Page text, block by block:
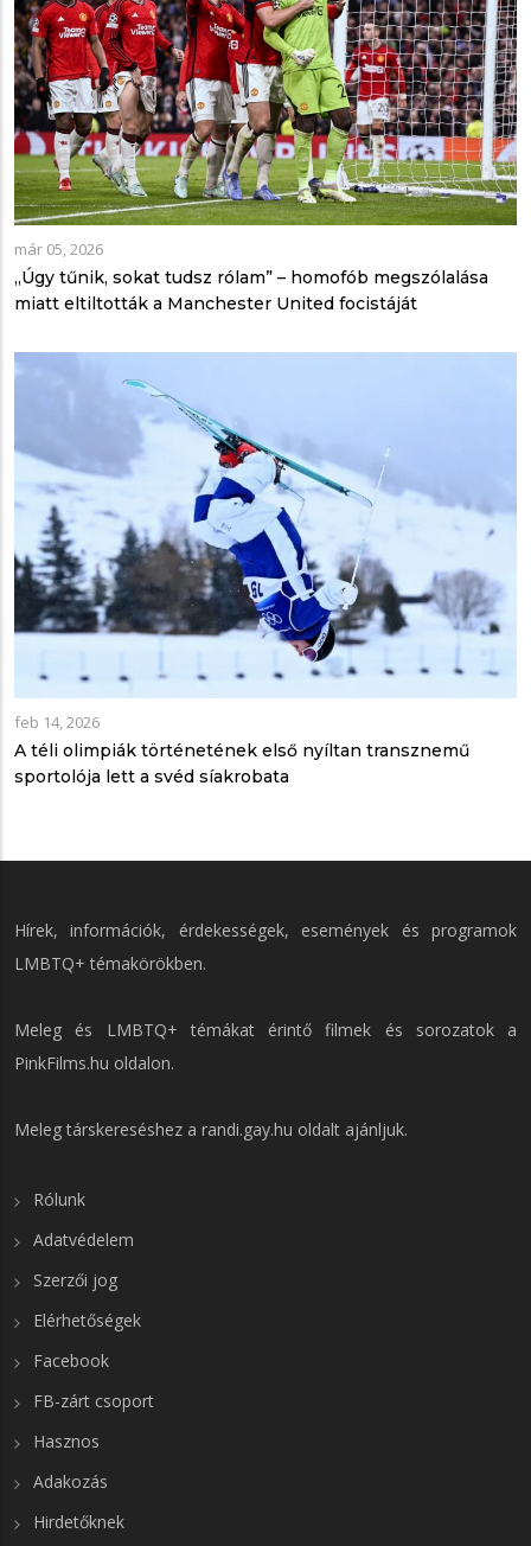
már 05, 2026
„Úgy tűnik, sokat tudsz rólam” – homofób megszólalása
miatt eltiltották a Manchester United focistáját
feb 14, 2026
A téli olimpiák történetének első nyíltan transznemű
sportolója lett a svéd síakrobata
Hírek, információk, érdekességek, események és programok
LMBTQ+ témakörökben.
Meleg és LMBTQ+ témákat érintő filmek és sorozatok a
PinkFilms.hu oldalon.
Meleg társkereséshez a randi.gay.hu oldalt ajánljuk.
Rólunk
Adatvédelem
Szerzői jog
Elérhetőségek
Facebook
FB-zárt csoport
Hasznos
Adakozás
Hirdetőknek